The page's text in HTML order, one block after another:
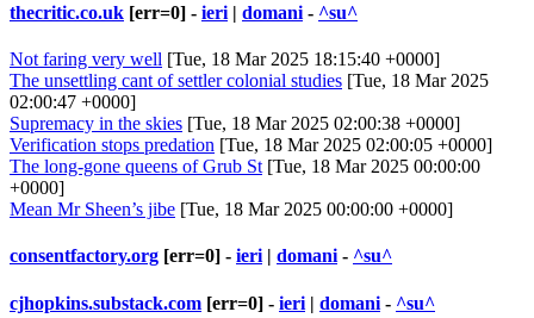
thecritic.co.uk [err=0] - ieri | domani - ^su^
Not faring very well [Tue, 18 Mar 2025 18:15:40 +0000]
The unsettling cant of settler colonial studies [Tue, 18 Mar 2025
02:00:47 +0000]
Supremacy in the skies [Tue, 18 Mar 2025 02:00:38 +0000]
Verification stops predation [Tue, 18 Mar 2025 02:00:05 +0000]
The long-gone queens of Grub St [Tue, 18 Mar 2025 00:00:00
+0000]
Mean Mr Sheen’s jibe [Tue, 18 Mar 2025 00:00:00 +0000]
consentfactory.org [err=0] - ieri | domani - ^su^
cjhopkins.substack.com [err=0] - ieri | domani - ^su^